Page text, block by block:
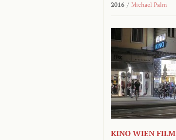
2016 / Michael Palm
KINO WIEN FILM